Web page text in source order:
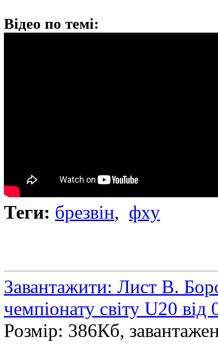
Відео по темі:
Теги: брезвін, фху
Завантажити: Лист В.
чемпіонату світу U20 від
Розмір: 386Кб,